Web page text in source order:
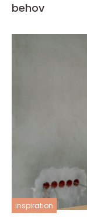
behov
inspiration